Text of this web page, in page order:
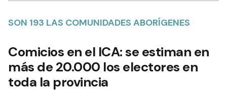
SON 193 LAS COMUNIDADES ABORÍGENES
Comicios en el ICA: se estiman en
más de 20.000 los electores en
toda la provincia